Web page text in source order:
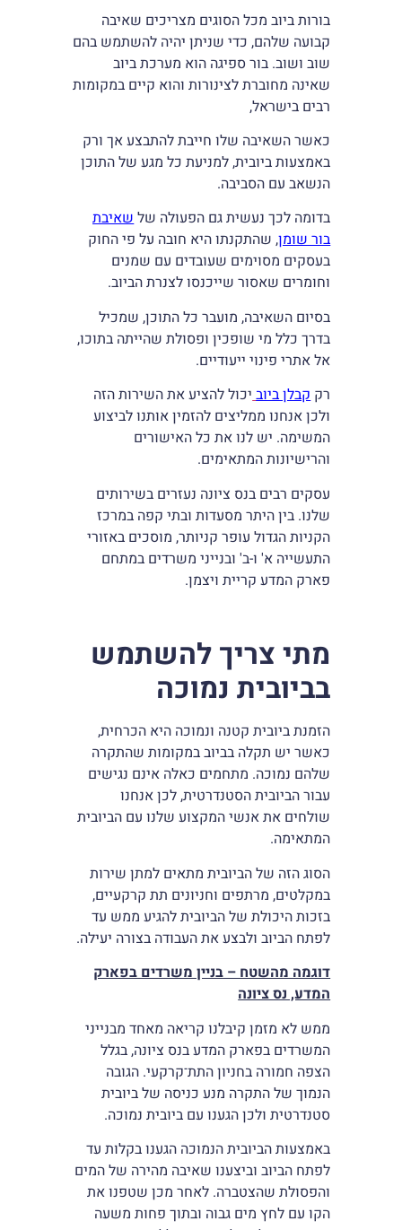
בורות ביוב מכל הסוגים מצריכים שאיבה
קבועה שלהם, כדי שניתן יהיה להשתמש בהם
שוב ושוב. בור ספיגה הוא מערכת ביוב
שאינה מחוברת לצינורות והוא קיים במקומות
רבים בישראל,
כאשר השאיבה שלו חייבת להתבצע אך ורק
באמצעות ביובית, למניעת כל מגע של התוכן
הנשאב עם הסביבה.
בדומה לכך נעשית גם הפעולה שלשאיבת
בור שומן, שהתקנתו היא חובה על פי החוק
בעסקים מסוימים שעובדים עם שמנים
וחומרים שאסור שייכנסו לצנרת הביוב.
בסיום השאיבה, מועבר כל התוכן, שמכיל
בדרך כלל מי שופכין ופסולת שהייתה בתוכו,
אל אתרי פינוי ייעודיים.
רקקבלן ביוביכול להציע את השירות הזה
ולכן אנחנו ממליצים להזמין אותנו לביצוע
המשימה. יש לנו את כל האישורים
והרישיונות המתאימים.
עסקים רבים בנס ציונה נעזרים בשירותים
שלנו. בין היתר מסעדות ובתי קפה במרכז
הקניות הגדול עופר קניותר, מוסכים באזורי
התעשייה א' ו-ב' ובנייני משרדים במתחם
פארק המדע קריית ויצמן.
מתי צריך להשתמש
בביובית נמוכה
הזמנת ביובית קטנה ונמוכה היא הכרחית,
כאשר יש תקלה בביוב במקומות שהתקרה
שלהם נמוכה. מתחמים כאלה אינם נגישים
עבור הביובית הסטנדרטית, לכן אנחנו
שולחים את אנשי המקצוע שלנו עם הביובית
המתאימה.
הסוג הזה של הביובית מתאים למתן שירות
במקלטים, מרתפים וחניונים תת קרקעיים,
בזכות היכולת של הביובית להגיע ממש עד
לפתח הביוב ולבצע את העבודה בצורה יעילה.
דוגמה מהשטח – בניין משרדים בפארק
המדע, נס ציונה
ממש לא מזמן קיבלנו קריאה מאחד מבנייני
המשרדים בפארק המדע בנס ציונה, בגלל
הצפה חמורה בחניון התת־קרקעי. הגובה
הנמוך של התקרה מנע כניסה של ביובית
סטנדרטית ולכן הגענו עם ביובית נמוכה.
באמצעות הביובית הנמוכה הגענו בקלות עד
לפתח הביוב וביצענו שאיבה מהירה של המים
והפסולת שהצטברה. לאחר מכן שטפנו את
הקו עם לחץ מים גבוה ובתוך פחות משעה